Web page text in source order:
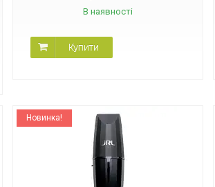
В наявності
Купити
Новинка!